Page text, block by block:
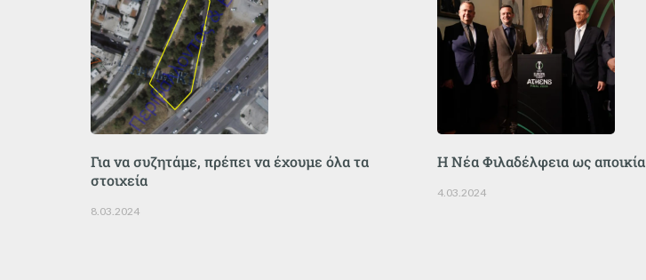
Για να συζητάμε, πρέπει να έχουμε όλα τα
στοιχεία
8.03.2024
Η Νέα Φιλαδέλφεια ως αποικία
4.03.2024